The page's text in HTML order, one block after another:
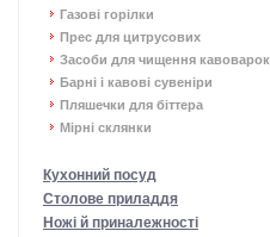
Газові горілки
Прес для цитрусових
Засоби для чищення кавоварок
Барні і кавові сувеніри
Пляшечки для біттера
Мірні склянки
Кухонний посуд
Столове приладдя
Ножі й приналежності